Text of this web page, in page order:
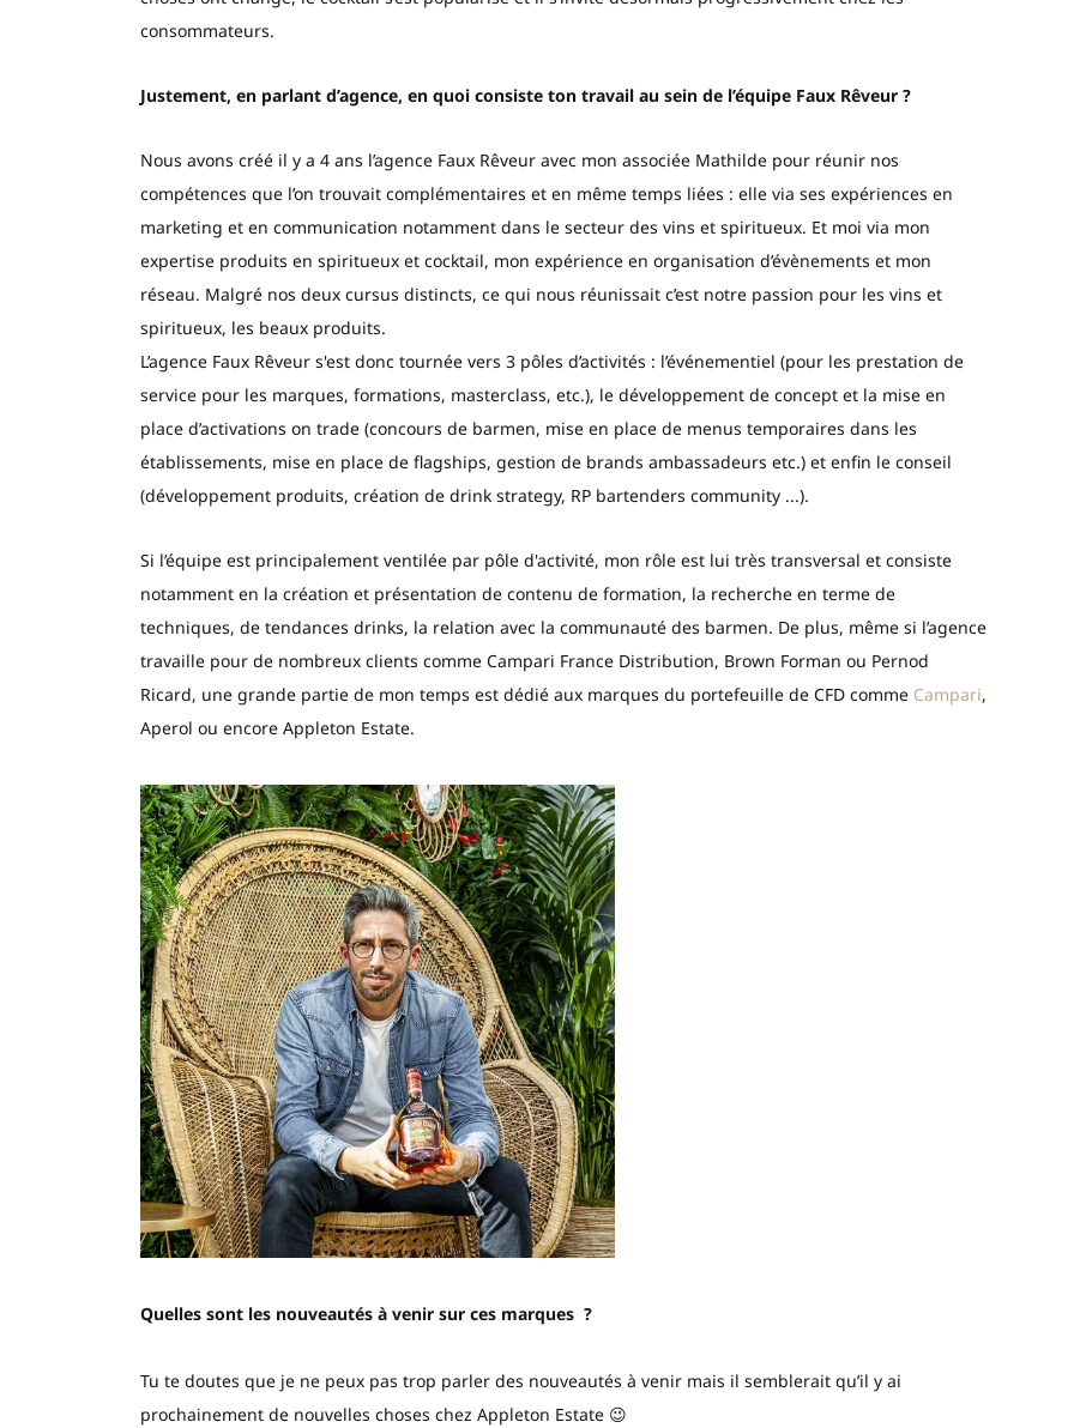
consommateurs.
Justement, en parlant d’agence, en quoi consiste ton travail au sein de l’équipe Faux Rêveur ?
Nous avons créé il y a 4 ans l’agence Faux Rêveur avec mon associée Mathilde pour réunir nos
compétences que l’on trouvait complémentaires et en même temps liées : elle via ses expériences en
marketing et en communication notamment dans le secteur des vins et spiritueux. Et moi via mon
expertise produits en spiritueux et cocktail, mon expérience en organisation d’évènements et mon
réseau. Malgré nos deux cursus distincts, ce qui nous réunissait c’est notre passion pour les vins et
spiritueux, les beaux produits.
L’agence Faux Rêveur s'est donc tournée vers 3 pôles d’activités : l’événementiel (pour les prestation de
service pour les marques, formations, masterclass, etc.), le développement de concept et la mise en
place d’activations on trade (concours de barmen, mise en place de menus temporaires dans les
établissements, mise en place de flagships, gestion de brands ambassadeurs etc.) et enfin le conseil
(développement produits, création de drink strategy, RP bartenders community ...).
Si l’équipe est principalement ventilée par pôle d'activité, mon rôle est lui très transversal et consiste
notamment en la création et présentation de contenu de formation, la recherche en terme de
techniques, de tendances drinks, la relation avec la communauté des barmen. De plus, même si l’agence
travaille pour de nombreux clients comme Campari France Distribution, Brown Forman ou Pernod
Ricard, une grande partie de mon temps est dédié aux marques du portefeuille de CFD comme Campari,
Aperol ou encore Appleton Estate.
Quelles sont les nouveautés à venir sur ces marques ?
Tu te doutes que je ne peux pas trop parler des nouveautés à venir mais il semblerait qu’il y ai
prochainement de nouvelles choses chez Appleton Estate 😉